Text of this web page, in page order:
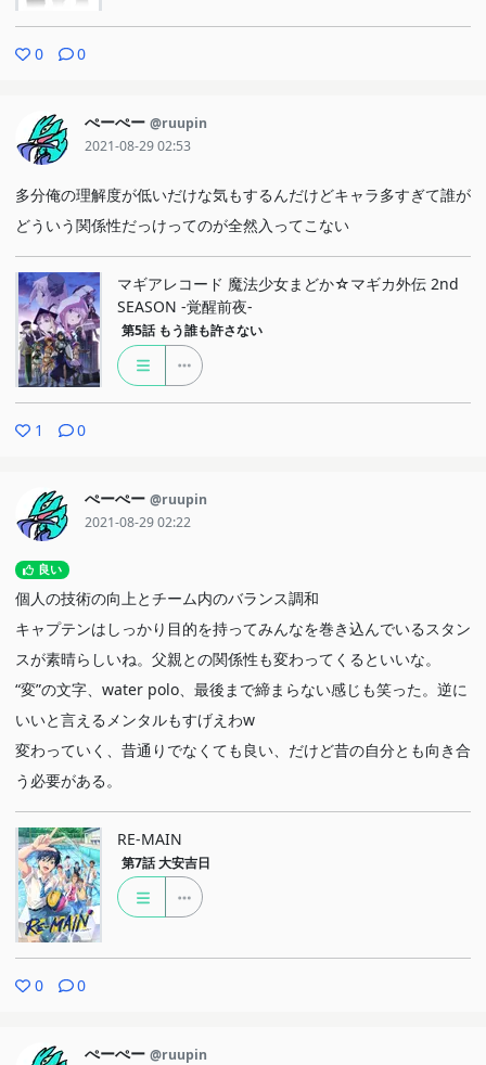
0 0
ぺーぺー @ruupin
2021-08-29 02:53
多分俺の理解度が低いだけな気もするんだけどキャラ多すぎて誰が
どういう関係性だっけってのが全然入ってこない
マギアレコード 魔法少女まどか☆マギカ外伝 2nd
SEASON ‐覚醒前夜‐
第5話 もう誰も許さない
1 0
ぺーぺー @ruupin
2021-08-29 02:22
良い
個人の技術の向上とチーム内のバランス調和
キャプテンはしっかり目的を持ってみんなを巻き込んでいるスタン
スが素晴らしいね。父親との関係性も変わってくるといいな。
“変”の文字、water polo、最後まで締まらない感じも笑った。逆に
いいと言えるメンタルもすげえわw
変わっていく、昔通りでなくても良い、だけど昔の自分とも向き合
う必要がある。
RE-MAIN
第7話 大安吉日
0 0
ぺーぺー @ruupin